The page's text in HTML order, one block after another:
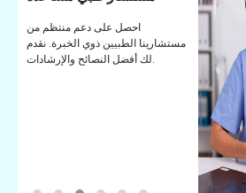
احصل على دعم منتظم من
مستشارينا الطبيين ذوي الخبرة. نقدم
لك أفضل النصائح والإرشادات.